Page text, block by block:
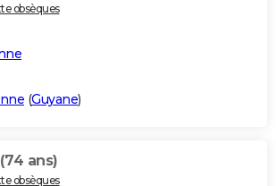
obsèques
(Guyane)
(74 ans)
obsèques